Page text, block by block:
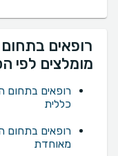
מומלצים לפי
כללית
מאוחדת